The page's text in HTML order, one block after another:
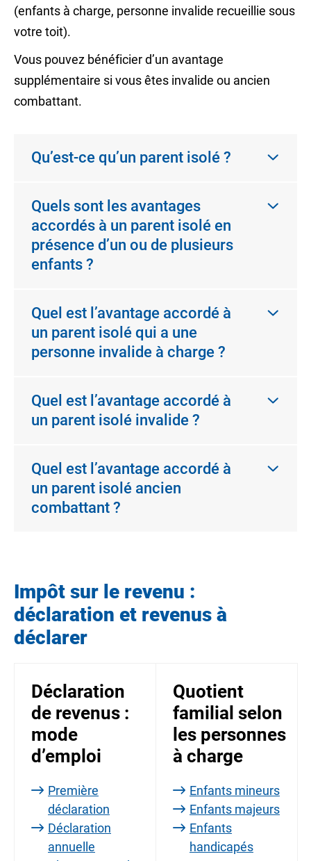
(enfants à charge, personne invalide recueillie sous
votre toit).
Vous pouvez bénéficier d’un avantage
supplémentaire si vous êtes invalide ou ancien
combattant.
Qu’est-ce qu’un parent isolé ?
Quels sont les avantages
accordés à un parent isolé en
présence d’un ou de plusieurs
enfants ?
Quel est l’avantage accordé à
un parent isolé qui a une
personne invalide à charge ?
Quel est l’avantage accordé à
un parent isolé invalide ?
Quel est l’avantage accordé à
un parent isolé ancien
combattant ?
Impôt sur le revenu :
déclaration et revenus à
déclarer
Déclaration
de revenus :
mode
d’emploi
Première
déclaration
Déclaration
annuelle
Quotient
familial selon
les personnes
à charge
Enfants mineurs
Enfants majeurs
Enfants
handicapés